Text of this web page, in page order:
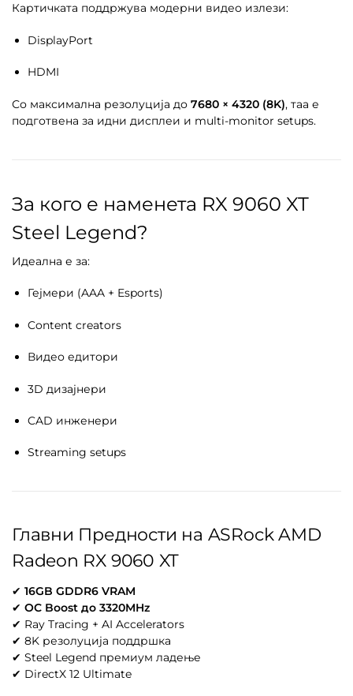
Картичката поддржува модерни видео излези:
DisplayPort
HDMI
Со максимална резолуција до 7680 × 4320 (8K), таа е
подготвена за идни дисплеи и multi-monitor setups.
За кого е наменета RX 9060 XT
Steel Legend?
Идеална е за:
Гејмери (AAA + Esports)
Content creators
Видео едитори
3D дизајнери
CAD инженери
Streaming setups
Главни Предности на ASRock AMD
Radeon RX 9060 XT
✔ 16GB GDDR6 VRAM
✔ OC Boost до 3320MHz
✔ Ray Tracing + AI Accelerators
✔ 8K резолуција поддршка
✔ Steel Legend премиум ладење
✔ DirectX 12 Ultimate